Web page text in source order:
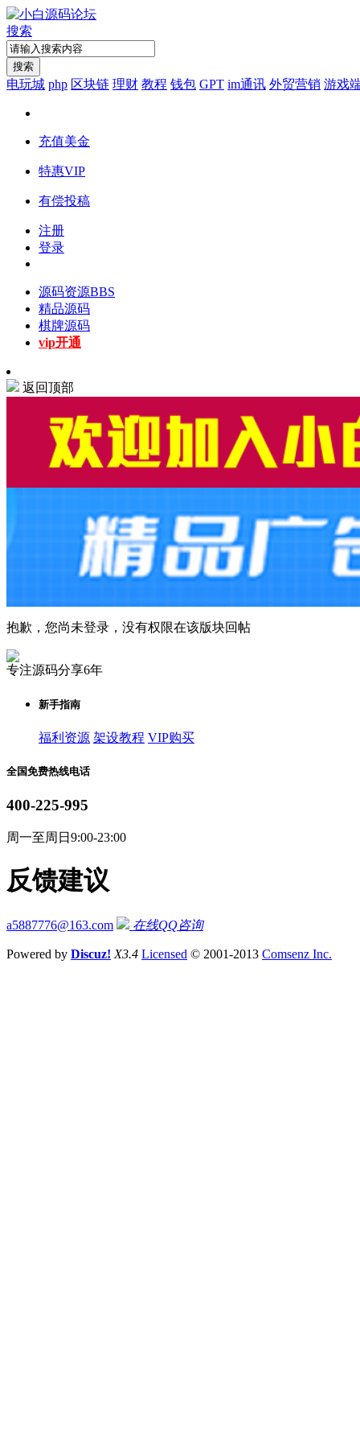
搜索
搜索
电玩城 php 区块链 理财 教程 钱包 GPT im通讯 外贸营销 游戏
充值美金
特惠VIP
有偿投稿
注册
登录
源码资源BBS
精品源码
棋牌源码
vip开通
返回顶部
抱歉，您尚未登录，没有权限在该版块回帖
专注源码分享6年
新手指南
福利资源 架设教程 VIP购买
全国免费热线电话
400-225-995
周一至周日9:00-23:00
反馈建议
a5887776@163.com 在线QQ咨询
Powered by Discuz! X3.4 Licensed © 2001-2013 Comsenz Inc.